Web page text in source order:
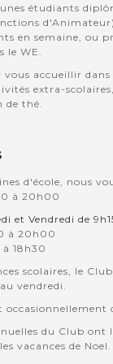
étudiants
en semaine, ou
le WE.
accueillir dans
extra-
de thé.
d'école, nous
à 20h00
et Vendredi de
à 20h00
18h30
scolaires, le
vendredi.
occasionnellement
du Club ont
vacances de Noel.